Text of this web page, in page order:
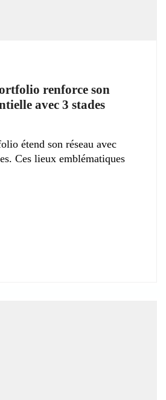
renforce son
avec 3 stades
étend son réseau avec
Ces lieux emblématiques